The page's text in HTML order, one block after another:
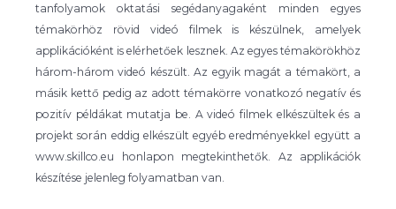
tanfolyamok oktatási segédanyagaként minden egyes
témakörhöz rövid videó filmek is készülnek, amelyek
applikációként is elérhetőek lesznek. Az egyes témakörökhöz
három-három videó készült. Az egyik magát a témakört, a
másik kettő pedig az adott témakörre vonatkozó negatív és
pozitív példákat mutatja be. A videó filmek elkészültek és a
projekt során eddig elkészült egyéb eredményekkel együtt a
www.skillco.eu honlapon megtekinthetők. Az applikációk
készítése jelenleg folyamatban van.